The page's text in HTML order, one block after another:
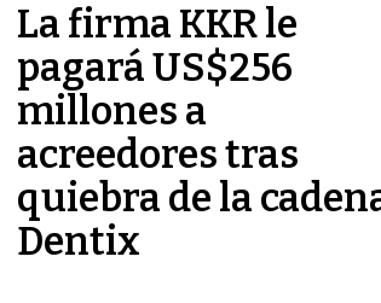
La firma KKR le
pagará US$256
millones a
acreedores tras
quiebra de la
Dentix